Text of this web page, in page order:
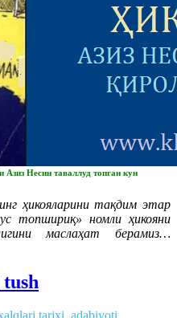
Несин таваллуд топган кун
ҳикояларини тақдим этар
топшириқ» номли ҳикояни
маслаҳат берамиз…